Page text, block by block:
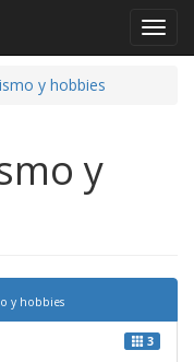
y hobbies
y
y hobbies
3